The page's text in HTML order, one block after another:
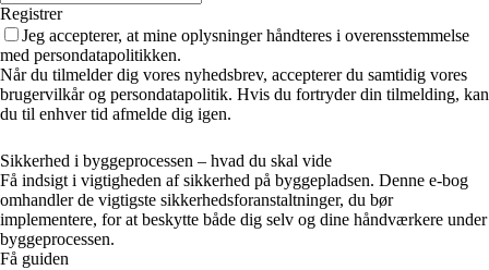
Registrer
Jeg accepterer, at mine oplysninger håndteres i overensstemmelse
med persondatapolitikken.
Når du tilmelder dig vores nyhedsbrev, accepterer du samtidig vores
brugervilkår og persondatapolitik. Hvis du fortryder din tilmelding, kan
du til enhver tid afmelde dig igen.
Sikkerhed i byggeprocessen – hvad du skal vide
Få indsigt i vigtigheden af sikkerhed på byggepladsen. Denne e-bog
omhandler de vigtigste sikkerhedsforanstaltninger, du bør
implementere, for at beskytte både dig selv og dine håndværkere under
byggeprocessen.
Få guiden